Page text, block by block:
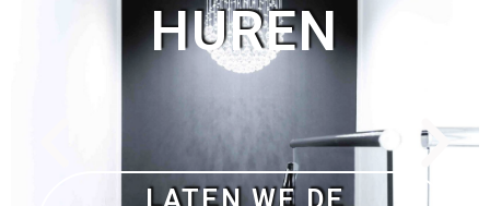
GEEN AANBETALING EN
NIETS TE BETALEN ALS
WE UW DROOMHUIS
NIET VINDEN